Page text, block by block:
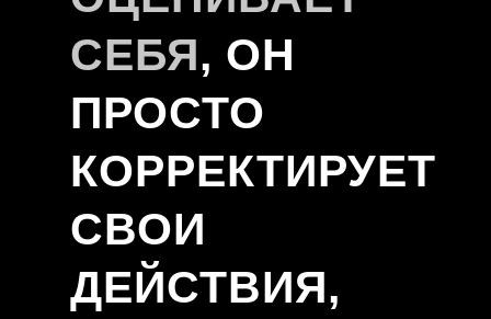
СЕБЯ, ОН
ПРОСТО
КОРРЕКТИРУЕТ
СВОИ
ДЕЙСТВИЯ,